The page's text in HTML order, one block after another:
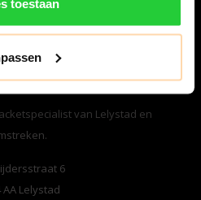
toestaan
van Lelystad en
6
AA Lelystad